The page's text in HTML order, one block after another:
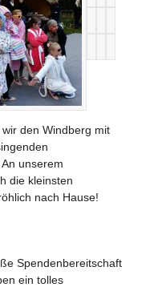
den Windberg mit
unserem
die kleinsten
nach Hause!
Spendenbereitschaft
ein tolles